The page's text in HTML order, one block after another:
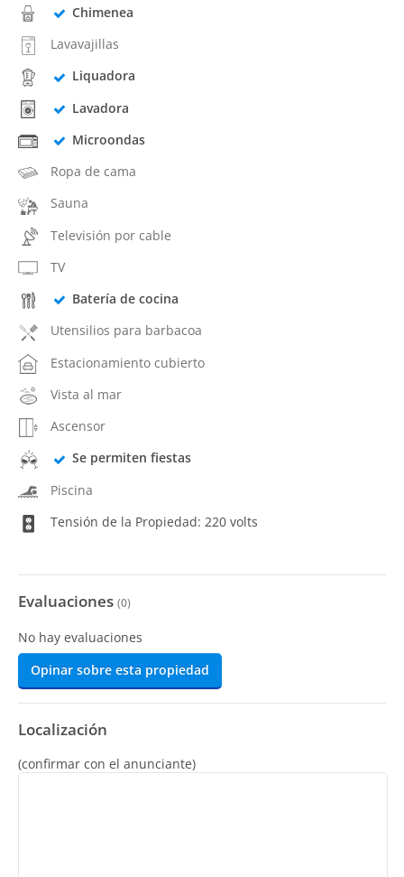
Chimenea
Lavavajillas
Liquadora
Lavadora
Microondas
Ropa de cama
Sauna
Televisión por cable
TV
Batería de cocina
Utensilios para barbacoa
Estacionamiento cubierto
Vista al mar
Ascensor
Se permiten fiestas
Piscina
Tensión de la Propiedad: 220 volts
Evaluaciones (0)
No hay evaluaciones
Opinar sobre esta propiedad
Localización
(confirmar con el anunciante)